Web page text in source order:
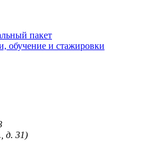
пакет
обучение и стажировки
д. 31)